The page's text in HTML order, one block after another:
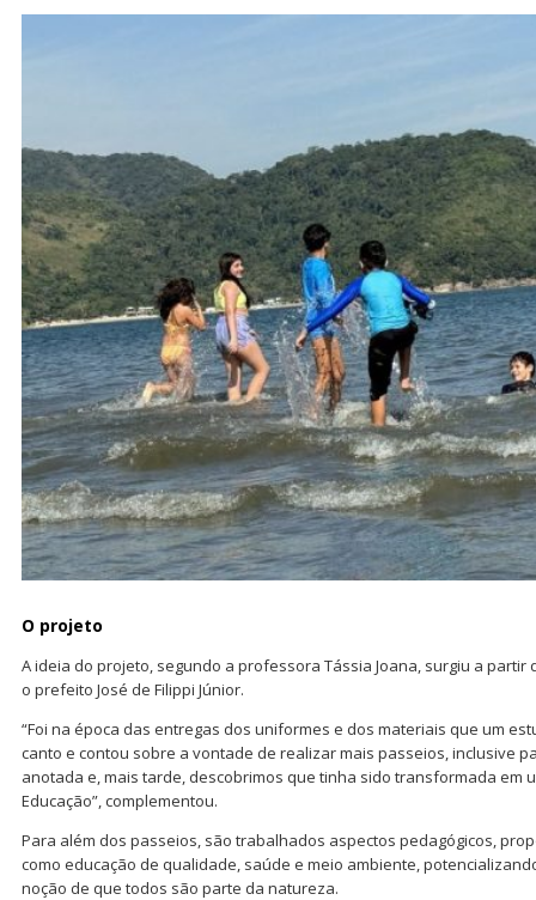
O projeto
A ideia do projeto, segundo a professora Tássia Joana, surgiu a
o prefeito José de Filippi Júnior.
“Foi na época das entregas dos uniformes e dos materiais que um
canto e contou sobre a vontade de realizar mais passeios, inclusive
anotada e, mais tarde, descobrimos que tinha sido transformada em
Educação”, complementou.
Para além dos passeios, são trabalhados aspectos pedagógicos,
como educação de qualidade, saúde e meio ambiente,
noção de que todos são parte da natureza.